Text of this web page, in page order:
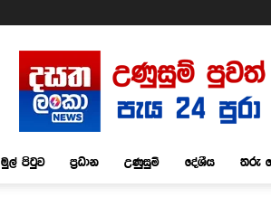
Dasatha
Lanka
News
මුල් පිටුව ප්‍රධාන උණුසුම් දේශීය තරු